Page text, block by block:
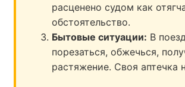
расценено судом как
обстоятельство.
Бытовые ситуации: В
порезаться, обжечься,
растяжение. Своя аптечка